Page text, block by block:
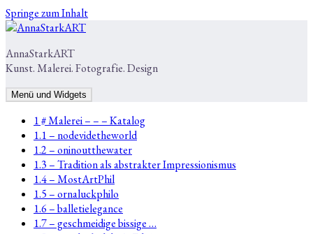
Springe zum Inhalt
AnnaStarkART
Kunst. Malerei. Fotografie. Design
Menü und Widgets
1 # Malerei – – – Katalog
1.1 – nodevidetheworld
1.2 – oninoutthewater
1.3 – Tradition als abstrakter Impressionismus
1.4 – MostArtPhil
1.5 – ornaluckphilo
1.6 – balletielegance
1.7 – geschmeidige bissige …